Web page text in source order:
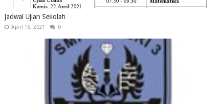
Jadwal Ujian Sekolah
April 16, 2021 0